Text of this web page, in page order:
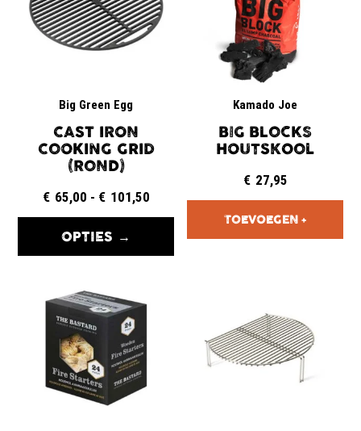
Big Green Egg
CAST IRON
COOKING GRID
(ROND)
€ 65,00 - € 101,50
OPTIES →
Kamado Joe
BIG BLOCKS
HOUTSKOOL
€ 27,95